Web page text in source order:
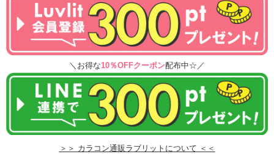
＼お得な10％OFFクーポン配布中☆／
＞＞ カラコン通販ラブリットについて ＜＜